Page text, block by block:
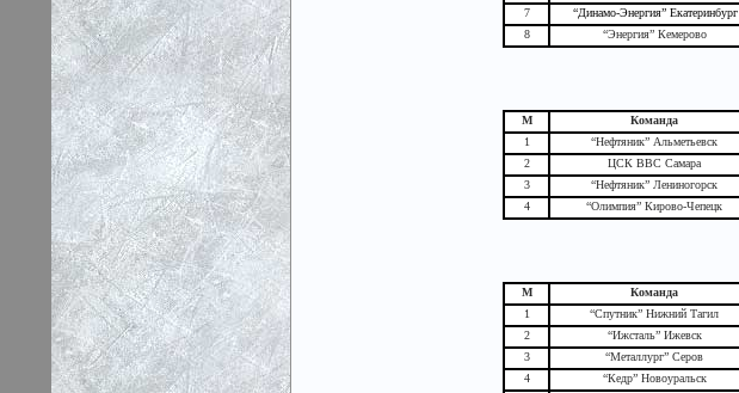
7
“Динамо-Энергия” Екатеринбург
8
“Энергия” Кемерово
М
Команда
1
“Нефтяник” Альметьевск
2
ЦСК ВВС Самара
3
“Нефтяник” Лениногорск
4
“Олимпия” Кирово-Чепецк
М
Команда
1
“Спутник” Нижний Тагил
2
“Ижсталь” Ижевск
3
“Металлург” Серов
4
“Кедр” Новоуральск